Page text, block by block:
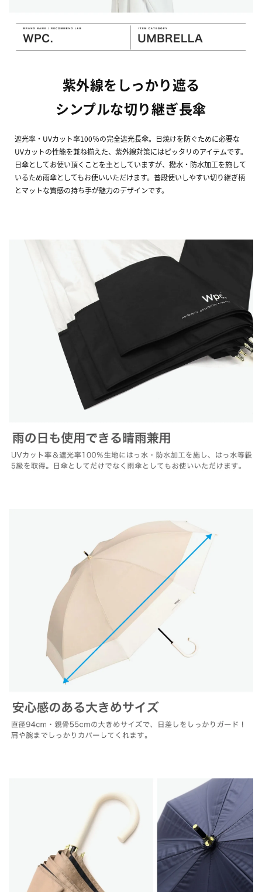
紫外線をしっかり遮る
シンプルな切り継ぎ長傘
遮光率・UVカット率100％の完全遮光長傘。日焼けを防ぐために必要な
UVカットの性能を兼ね揃えた、紫外線対策にはピッタリのアイテムです。
日傘としてお使い頂くことを主としていますが、撥水・防水加工を施して
いるため雨傘としてもお使いいただけます。普段使いしやすい切り継ぎ柄
とマットな質感の持ち手が魅力のデザインです。